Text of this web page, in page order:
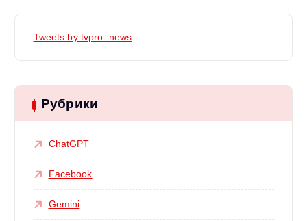
Tweets by tvpro_news
Рубрики
ChatGPT
Facebook
Gemini